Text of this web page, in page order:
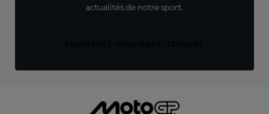
actualités de notre sport.